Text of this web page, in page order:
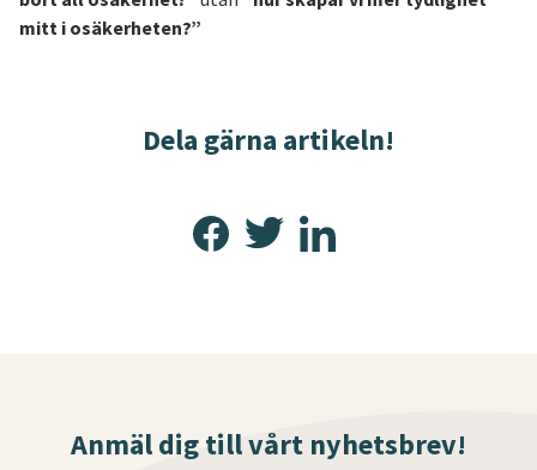
mitt i osäkerheten?”
Dela gärna artikeln!
Anmäl dig till vårt nyhetsbrev!